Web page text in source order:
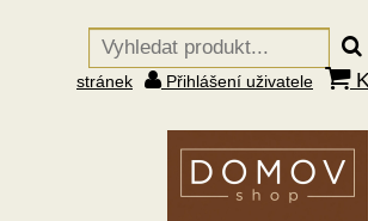
stránek
Přihlášení uživatele